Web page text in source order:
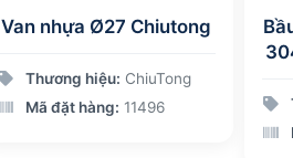
Van nhựa Ø27 Chiutong
Thương hiệu: ChiuTong
Mã đặt hàng: 11496